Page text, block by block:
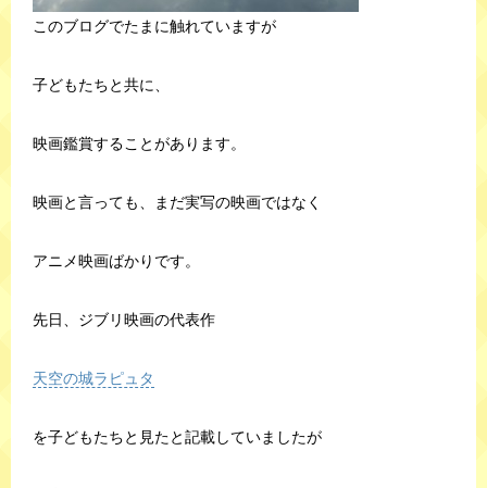
このブログでたまに触れていますが
子どもたちと共に、
映画鑑賞することがあります。
映画と言っても、まだ実写の映画ではなく
アニメ映画ばかりです。
先日、ジブリ映画の代表作
天空の城ラピュタ
を子どもたちと見たと記載していましたが